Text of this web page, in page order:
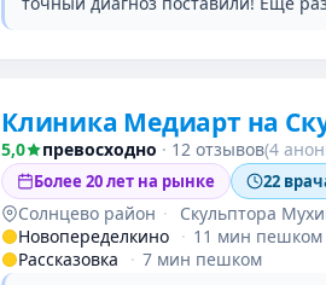
Клиника Медиарт на
5,0 превосходно · 12 отзывов(4
Более 20 лет на рынке 22
Солнцево район ·
Скульптора
Новопеределкино · 11 мин пешком
Рассказовка
· 7 мин пешком